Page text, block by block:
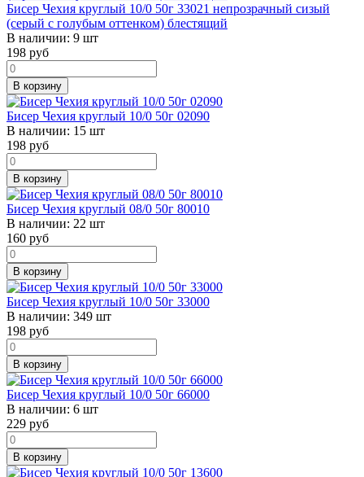
Бисер Чехия круглый 10/0 50г 33021 непрозрачный сизый
(серый с голубым оттенком) блестящий
В наличии: 9 шт
198 руб
В корзину
Бисер Чехия круглый 10/0 50г 02090
В наличии: 15 шт
198 руб
В корзину
Бисер Чехия круглый 08/0 50г 80010
В наличии: 22 шт
160 руб
В корзину
Бисер Чехия круглый 10/0 50г 33000
В наличии: 349 шт
198 руб
В корзину
Бисер Чехия круглый 10/0 50г 66000
В наличии: 6 шт
229 руб
В корзину